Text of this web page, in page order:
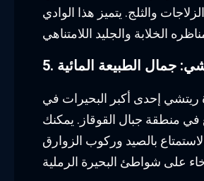
والثلج. يتميز هذا الوادي
جمال الطبيعة المائية
ريتشي إحدى أكبر البحيرات في
في منطقة جبال القوقاز. يمكنك
بالصيد وركوب الزوارق